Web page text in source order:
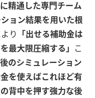
精通した専門チーム
ョン結果を用いた根
り 「出せる補助金は
最大限圧縮する」 こ
のシミュレーション
を使えばこれほど有
背中を押す強力な後